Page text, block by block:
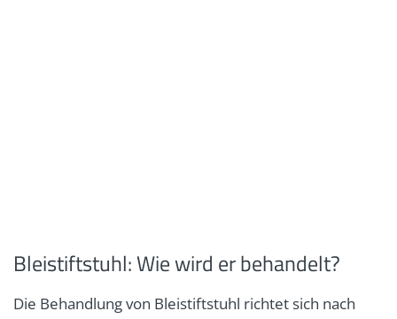
Bleistiftstuhl: Wie wird er behandelt?
Die Behandlung von Bleistiftstuhl richtet sich nach